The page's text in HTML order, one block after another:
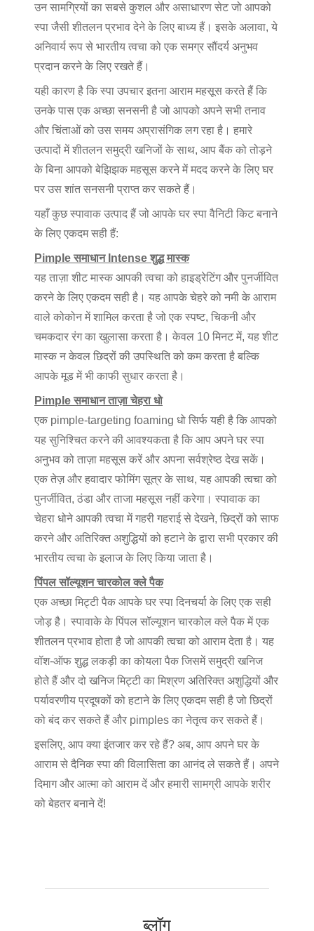
उन सामग्रियों का सबसे कुशल और असाधारण सेट जो आपको
स्पा जैसी शीतलन प्रभाव देने के लिए बाध्य हैं। इसके अलावा, ये
अनिवार्य रूप से भारतीय त्वचा को एक समग्र सौंदर्य अनुभव
प्रदान करने के लिए रखते हैं।
यही कारण है कि स्पा उपचार इतना आराम महसूस करते हैं कि
उनके पास एक अच्छा सनसनी है जो आपको अपने सभी तनाव
और चिंताओं को उस समय अप्रासंगिक लग रहा है। हमारे
उत्पादों में शीतलन समुद्री खनिजों के साथ, आप बैंक को तोड़ने
के बिना आपको बेझिझक महसूस करने में मदद करने के लिए घर
पर उस शांत सनसनी प्राप्त कर सकते हैं।
यहाँ कुछ स्पावाक उत्पाद हैं जो आपके घर स्पा वैनिटी किट बनाने
के लिए एकदम सही हैं:
Pimple समाधान Intense शुद्ध मास्क
यह ताज़ा शीट मास्क आपकी त्वचा को हाइड्रेटिंग और पुनर्जीवित
करने के लिए एकदम सही है। यह आपके चेहरे को नमी के आराम
वाले कोकोन में शामिल करता है जो एक स्पष्ट, चिकनी और
चमकदार रंग का खुलासा करता है। केवल 10 मिनट में, यह शीट
मास्क न केवल छिद्रों की उपस्थिति को कम करता है बल्कि
आपके मूड में भी काफी सुधार करता है।
Pimple समाधान ताज़ा चेहरा धो
एक pimple-targeting foaming धो सिर्फ यही है कि आपको
यह सुनिश्चित करने की आवश्यकता है कि आप अपने घर स्पा
अनुभव को ताज़ा महसूस करें और अपना सर्वश्रेष्ठ देख सकें।
एक तेज़ और हवादार फोमिंग सूत्र के साथ, यह आपकी त्वचा को
पुनर्जीवित, ठंडा और ताजा महसूस नहीं करेगा। स्पावाक का
चेहरा धोने आपकी त्वचा में गहरी गहराई से देखने, छिद्रों को साफ
करने और अतिरिक्त अशुद्धियों को हटाने के द्वारा सभी प्रकार की
भारतीय त्वचा के इलाज के लिए किया जाता है।
पिंपल सॉल्यूशन चारकोल क्ले पैक
एक अच्छा मिट्टी पैक आपके घर स्पा दिनचर्या के लिए एक सही
जोड़ है। स्पावाके के पिंपल सॉल्यूशन चारकोल क्ले पैक में एक
शीतलन प्रभाव होता है जो आपकी त्वचा को आराम देता है। यह
वॉश-ऑफ शुद्ध लकड़ी का कोयला पैक जिसमें समुद्री खनिज
होते हैं और दो खनिज मिट्टी का मिश्रण अतिरिक्त अशुद्धियों और
पर्यावरणीय प्रदूषकों को हटाने के लिए एकदम सही है जो छिद्रों
को बंद कर सकते हैं और pimples का नेतृत्व कर सकते हैं।
इसलिए, आप क्या इंतजार कर रहे हैं? अब, आप अपने घर के
आराम से दैनिक स्पा की विलासिता का आनंद ले सकते हैं। अपने
दिमाग और आत्मा को आराम दें और हमारी सामग्री आपके शरीर
को बेहतर बनाने दें!
ब्लॉग